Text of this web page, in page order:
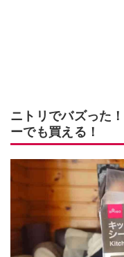
ニトリでバズった
ーでも買える！